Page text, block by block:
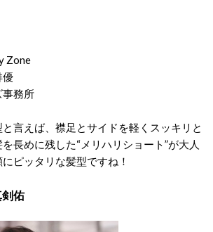
Zone
優
事務所
言えば、襟足とサイドを軽くスッキリと
長めに残した“メリハリショート”が大人
ピッタリな髪型ですね！
佑